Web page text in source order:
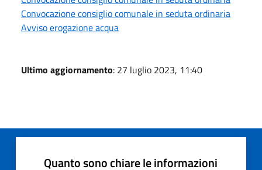
Convocazione consiglio comunale in seduta ordinaria
Avviso erogazione acqua
Ultimo aggiornamento: 27 luglio 2023, 11:40
Quanto sono chiare le informazioni